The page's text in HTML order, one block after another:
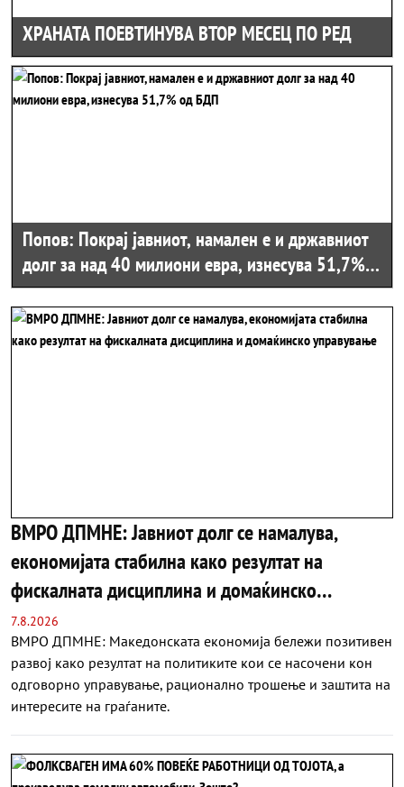
ХРАНАТА ПОЕВТИНУВА ВТОР МЕСЕЦ ПО РЕД
Попов: Покрај јавниот, намален е и државниот
долг за над 40 милиони евра, изнесува 51,7%
од БДП
ВМРО ДПМНЕ: Јавниот долг се намалува,
економијата стабилна како резултат на
фискалната дисциплина и домаќинско
управување
7.8.2026
ВМРО ДПМНЕ: Македонската економија бележи позитивен
развој како резултат на политиките кои се насочени кон
одговорно управување, рационално трошење и заштита на
интересите на граѓаните.